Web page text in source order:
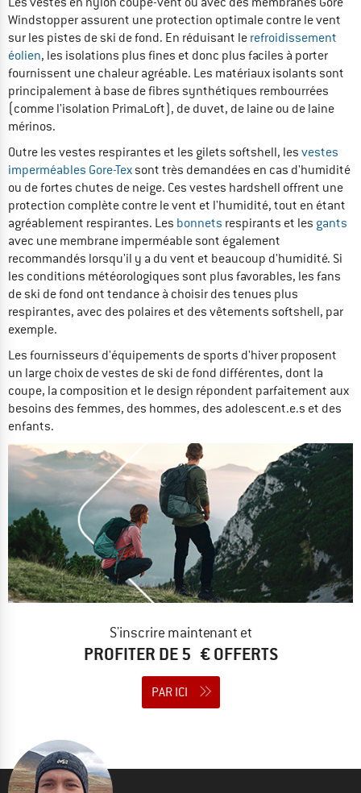
Windstopper assurent une protection optimale contre le vent
sur les pistes de ski de fond. En réduisant le refroidissement
éolien, les isolations plus fines et donc plus faciles à porter
fournissent une chaleur agréable. Les matériaux isolants sont
principalement à base de fibres synthétiques rembourrées
(comme l'isolation PrimaLoft), de duvet, de laine ou de laine
mérinos.
Outre les vestes respirantes et les gilets softshell, les vestes
imperméables Gore-Texsont très demandées en cas d'humidité
ou de fortes chutes de neige. Ces vestes hardshell offrent une
protection complète contre le vent et l'humidité, tout en étant
agréablement respirantes. Les bonnets respirants et les gants
avec une membrane imperméable sont également
recommandés lorsqu'il y a du vent et beaucoup d'humidité. Si
les conditions météorologiques sont plus favorables, les fans
de ski de fond ont tendance à choisir des tenues plus
respirantes, avec des polaires et des vêtements softshell, par
exemple.
Les fournisseurs d'équipements de sports d'hiver proposent
un large choix de vestes de ski de fond différentes, dont la
coupe, la composition et le design répondent parfaitement aux
besoins des femmes, des hommes, des adolescent.e.s et des
enfants.
S'inscrire maintenant et
PROFITER DE 5 € OFFERTS
PAR ICI